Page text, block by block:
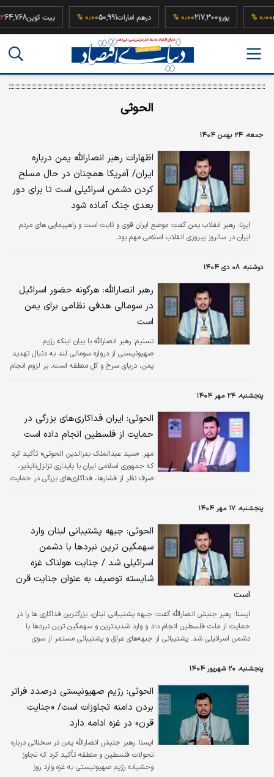
یورو217,300 درهم امارات50,991 بیت کوین
الحوثی
جمعه، ۲۴ بهمن ۱۴۰۴
اظهارات رهبر انصارالله یمن درباره
ایران/ آمریکا همچنان در حال مسلح
کردن دشمن اسرائیلی است تا برای دور
بعدی جنگ آماده شود
ایرنا: رهبر انقلاب یمن گفت: موضع ایران قوی و ثابت است و راهپیمایی های مردم
ایران در سالروز پیروزی انقلاب اسلامی مهم بود.
دوشنبه، ۰۸ دی ۱۴۰۴
رهبر انصارالله: هرگونه حضور اسرائیل
در سومالی هدفی نظامی برای یمن
است
تسنیم: رهبر انصارالله با بیان اینکه رژیم
صهیونیستی از دروازه سومالی لند به دنبال تهدید
یمن، دریای سرخ و کل منطقه است، بر لزوم انجام
پنجشنبه، ۲۴ مهر ۱۴۰۴
الحوثی: ایران فداکاری‌های بزرگی در
حمایت از فلسطین انجام داده است
مهر: «سید عبدالملک بدرالدین الحوثی» تأکید کرد
که جمهوری اسلامی ایران با پایداری تزلزل‌ناپذیر،
صرف نظر از فشارها، فداکاری‌های بزرگی در حمایت
پنجشنبه، ۱۷ مهر ۱۴۰۴
الحوثی: جبهه پشتیبانی لبنان وارد
سهمگین ترین نبردها با دشمن
اسرائیلی شد / جنایت هولناک غزه
شایسته توصیف به عنوان جنایت قرن
است
ايسنا:
رهبر جنبش انصارالله گفت: جبهه پشتیبانی لبنان، بزرگترین فداکاری ها را در
حمایت از ملت فلسطین انجام داد و وارد شدیدترین و سهمگین ترین نبردها با
دشمن اسرائیلی شد. پشتیبانی از جبهه‌های عراق و پشتیبانی مستمر از سوی
پنجشنبه، ۲۰ شهریور ۱۴۰۴
الحوثی: رژیم صهیونیستی درصدد فراتر
بردن دامنه تجاوزات است/ «جنایت
قرن» در غزه ادامه دارد
ايسنا: رهبر جنبش انصارالله یمن در سخنانی درباره
تحولات فلسطین و منطقه تأکید کرد که تجاوز
وحشیانه رژیم صهیونیستی به غزه وارد روز